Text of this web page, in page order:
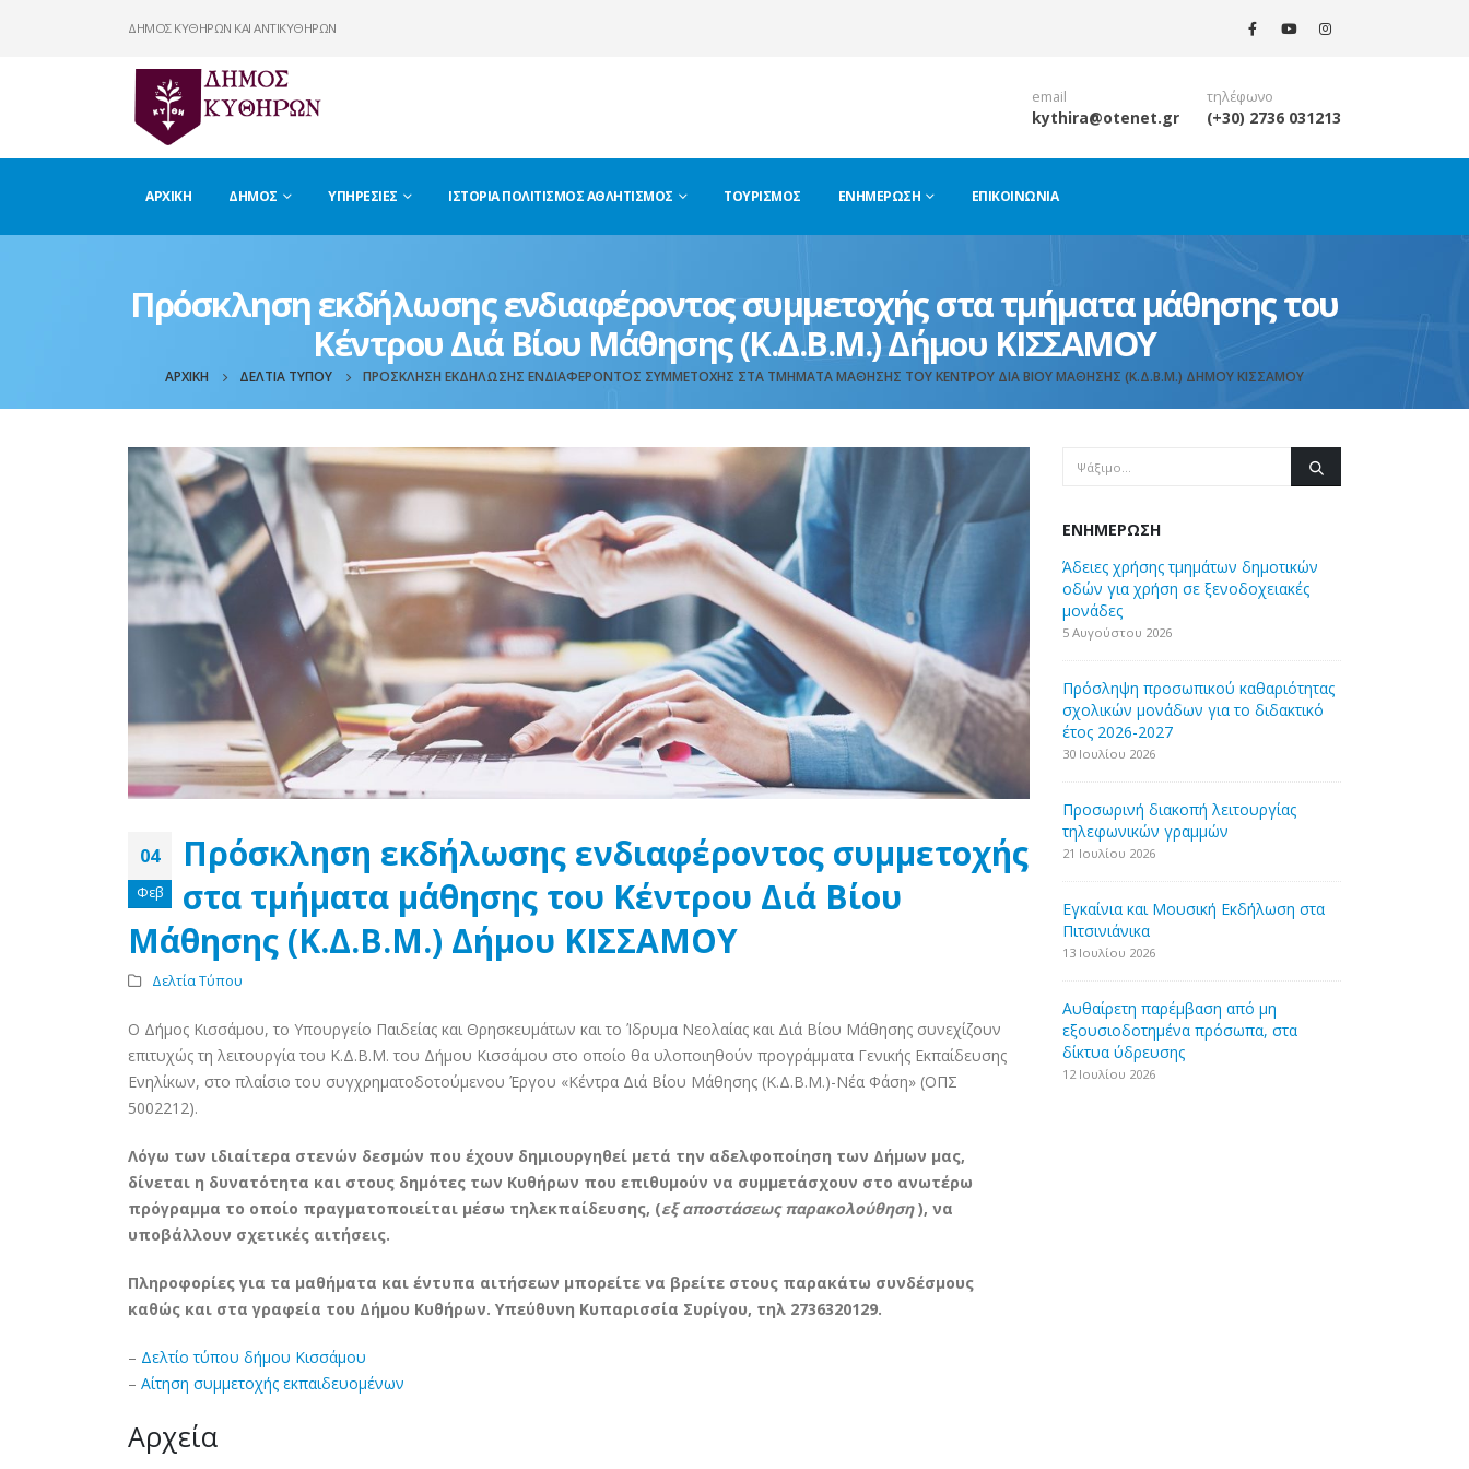
ΔΗΜΟΣ ΚΥΘΗΡΩΝ ΚΑΙ ΑΝΤΙΚΥΘΗΡΩΝ
email
kythira@otenet.gr
τηλέφωνο
(+30) 2736 031213
ΑΡΧΙΚΉ ΔΉΜΟΣ ΥΠΗΡΕΣΊΕΣ ΙΣΤΟΡΊΑ ΠΟΛΙΤΙΣΜΌΣ ΑΘΛΗΤΙΣΜΌΣ ΤΟΥΡΙΣΜΌΣ ΕΝΗΜΈΡΩΣΗ ΕΠΙΚΟΙΝΩΝΊΑ
Πρόσκληση εκδήλωσης ενδιαφέροντος συμμετοχής στα τμήματα μάθησης του
Κέντρου Διά Βίου Μάθησης (Κ.Δ.Β.Μ.) Δήμου ΚΙΣΣΑΜΟΥ
ΑΡΧΙΚΉ ΔΕΛΤΊΑ ΤΎΠΟΥ ΠΡΌΣΚΛΗΣΗ ΕΚΔΉΛΩΣΗΣ ΕΝΔΙΑΦΈΡΟΝΤΟΣ ΣΥΜΜΕΤΟΧΉΣ ΣΤΑ ΤΜΉΜΑΤΑ ΜΆΘΗΣΗΣ ΤΟΥ ΚΈΝΤΡΟΥ ΔΙΆ ΒΊΟΥ ΜΆΘΗΣΗΣ (Κ.Δ.Β.Μ.) ΔΉΜΟΥ ΚΙΣΣΑΜΟΥ
04
Φεβ
Πρόσκληση εκδήλωσης ενδιαφέροντος συμμετοχής
στα τμήματα μάθησης του Κέντρου Διά Βίου
Μάθησης (Κ.Δ.Β.Μ.) Δήμου ΚΙΣΣΑΜΟΥ
Δελτία Τύπου
O Δήμος Κισσάμου, το Υπουργείο Παιδείας και Θρησκευμάτων και το Ίδρυμα Νεολαίας και Διά Βίου Μάθησης συνεχίζουν
επιτυχώς τη λειτουργία του Κ.Δ.Β.Μ. του Δήμου Κισσάμου στο οποίο θα υλοποιηθούν προγράμματα Γενικής Εκπαίδευσης
Ενηλίκων, στο πλαίσιο του συγχρηματοδοτούμενου Έργου «Κέντρα Διά Βίου Μάθησης (Κ.Δ.Β.Μ.)-Νέα Φάση» (ΟΠΣ
5002212).
Λόγω των ιδιαίτερα στενών δεσμών που έχουν δημιουργηθεί μετά την αδελφοποίηση των Δήμων μας,
δίνεται η δυνατότητα και στους δημότες των Κυθήρων που επιθυμούν να συμμετάσχουν στο ανωτέρω
πρόγραμμα το οποίο πραγματοποιείται μέσω τηλεκπαίδευσης, (εξ αποστάσεως παρακολούθηση), να
υποβάλλουν σχετικές αιτήσεις.
Πληροφορίες για τα μαθήματα και έντυπα αιτήσεων μπορείτε να βρείτε στους παρακάτω συνδέσμους
καθώς και στα γραφεία του Δήμου Κυθήρων. Υπεύθυνη Κυπαρισσία Συρίγου, τηλ 2736320129.
– Δελτίο τύπου δήμου Κισσάμου
– Αίτηση συμμετοχής εκπαιδευομένων
Αρχεία
ΕΝΗΜΈΡΩΣΗ
Άδειες χρήσης τμημάτων δημοτικών
οδών για χρήση σε ξενοδοχειακές
μονάδες
5 Αυγούστου 2026
Πρόσληψη προσωπικού καθαριότητας
σχολικών μονάδων για το διδακτικό
έτος 2026-2027
30 Ιουλίου 2026
Προσωρινή διακοπή λειτουργίας
τηλεφωνικών γραμμών
21 Ιουλίου 2026
Εγκαίνια και Μουσική Εκδήλωση στα
Πιτσινιάνικα
13 Ιουλίου 2026
Aυθαίρετη παρέμβαση από μη
εξουσιοδοτημένα πρόσωπα, στα
δίκτυα ύδρευσης
12 Ιουλίου 2026